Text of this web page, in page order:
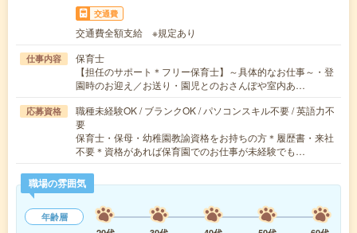
交通費
交通費全額支給 ※規定あり
仕事内容
保育士
【担任のサポート＊フリー保育士】～具体的なお仕事～・登
園時のお迎え／お送り・園児とのおさんぽや室内あ…
応募資格
職種未経験OK / ブランクOK / パソコンスキル不要 / 英語力不
要
保育士・保母・幼稚園教諭資格をお持ちの方＊履歴書・来社
不要＊資格があれば保育園でのお仕事が未経験でも…
職場の雰囲気
年齢層